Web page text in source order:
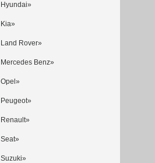
Hyundai»
Kia»
Land Rover»
Mercedes Benz»
Opel»
Peugeot»
Renault»
Seat»
Suzuki»